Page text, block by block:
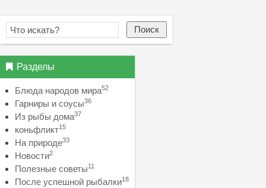
Поиск
Разделы
Блюда народов мира52
Гарниры и соусы36
Из рыбы дома37
коньфликт15
На природе33
Новости2
Полезные советы11
После успешной рыбалки18